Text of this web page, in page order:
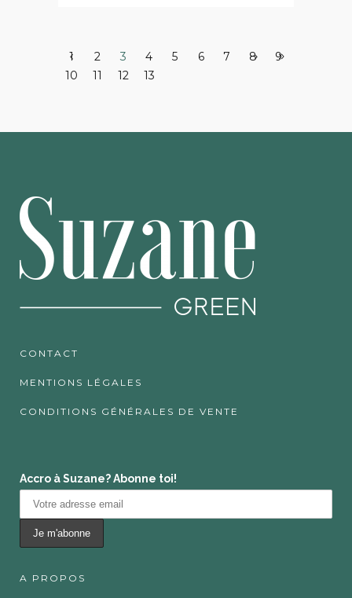
1 2 3 4 5 6 7 8
9
10
11 12 13
CONTACT
MENTIONS LÉGALES
CONDITIONS GÉNÉRALES DE VENTE
Accro à Suzane? Abonne toi!
A PROPOS